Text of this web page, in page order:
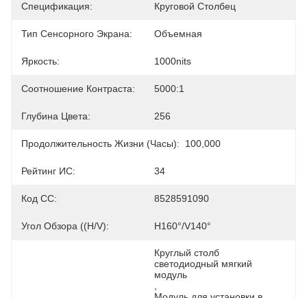
Спецификация: Круговой Столбец
Тип Сенсорного Экрана: Объемная
Яркость: 1000nits
Соотношение Контраста: 5000:1
Глубина Цвета: 256
Продолжительность Жизни (часы): 100,000
Рейтинг ИС: 34
Код СС: 8528591090
Угол Обзора ((H/V): H160°/V140°
Круглый столб
светодиодный мягкий
модуль